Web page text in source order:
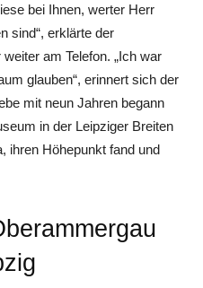
bei Ihnen, werter Herr
sind“, erklärte der
am Telefon. „Ich war
glauben“, erinnert sich der
mit neun Jahren begann
in der Leipziger Breiten
ihren Höhepunkt fand und